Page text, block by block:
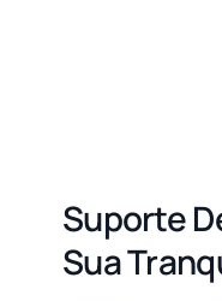
Suporte
Sua